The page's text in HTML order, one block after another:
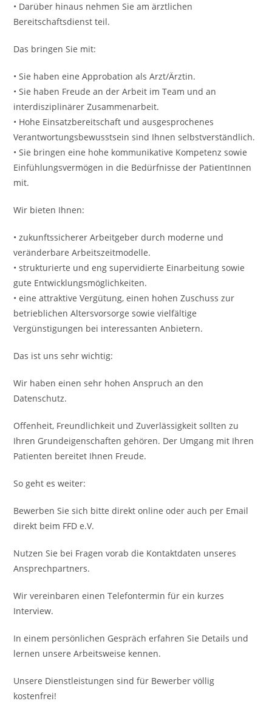
• Darüber hinaus nehmen Sie am ärztlichen
Bereitschaftsdienst teil.
Das bringen Sie mit:
• Sie haben eine Approbation als Arzt/Ärztin.
• Sie haben Freude an der Arbeit im Team und an
interdisziplinärer Zusammenarbeit.
• Hohe Einsatzbereitschaft und ausgesprochenes
Verantwortungsbewusstsein sind Ihnen selbstverständlich.
• Sie bringen eine hohe kommunikative Kompetenz sowie
Einfühlungsvermögen in die Bedürfnisse der PatientInnen
mit.
Wir bieten Ihnen:
• zukunftssicherer Arbeitgeber durch moderne und
veränderbare Arbeitszeitmodelle.
• strukturierte und eng supervidierte Einarbeitung sowie
gute Entwicklungsmöglichkeiten.
• eine attraktive Vergütung, einen hohen Zuschuss zur
betrieblichen Altersvorsorge sowie vielfältige
Vergünstigungen bei interessanten Anbietern.
Das ist uns sehr wichtig:
Wir haben einen sehr hohen Anspruch an den
Datenschutz.
Offenheit, Freundlichkeit und Zuverlässigkeit sollten zu
Ihren Grundeigenschaften gehören. Der Umgang mit Ihren
Patienten bereitet Ihnen Freude.
So geht es weiter:
Bewerben Sie sich bitte direkt online oder auch per Email
direkt beim FFD e.V.
Nutzen Sie bei Fragen vorab die Kontaktdaten unseres
Ansprechpartners.
Wir vereinbaren einen Telefontermin für ein kurzes
Interview.
In einem persönlichen Gespräch erfahren Sie Details und
lernen unsere Arbeitsweise kennen.
Unsere Dienstleistungen sind für Bewerber völlig
kostenfrei!